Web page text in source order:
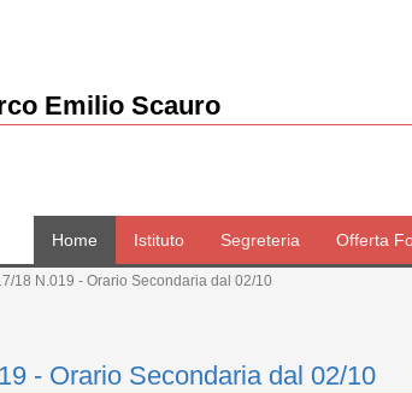
Emilio Scauro
Home Istituto Segreteria Offerta
18 N.019 - Orario Secondaria dal 02/10
- Orario Secondaria dal 02/10